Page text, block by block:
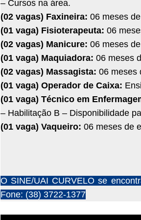
– Cursos na área.
(02 vagas) Faxineira:06 meses
(01 vaga) Fisioterapeuta:06
(02 vagas) Manicure:06 meses
(01 vaga) Maquiadora:06 meses
(02 vagas) Massagista:06 meses
(01 vaga) Operador de Caixa:
(01 vaga) Técnico em
– Habilitação B – Disponibilidade
(01 vaga) Vaqueiro:06 meses de
O SINE/UAI CURVELO se
Fone: (38) 3722-1377